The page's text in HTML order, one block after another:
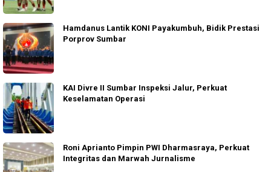
Hamdanus Lantik KONI Payakumbuh, Bidik Prestasi
Porprov Sumbar
KAI Divre II Sumbar Inspeksi Jalur, Perkuat
Keselamatan Operasi
Roni Aprianto Pimpin PWI Dharmasraya, Perkuat
Integritas dan Marwah Jurnalisme